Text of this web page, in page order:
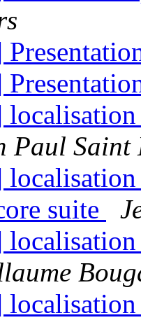
Paul Saint
suite